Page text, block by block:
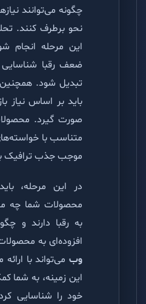
چگونه می‌توانند
نحو برطرف کنند.
این مرحله انجام
ضعف رقبا
تبدیل شود.
باید بر اساس نیاز
صورت گیرد.
متناسب با
موجب جذب ترافیک
در این مرحله،
محصولات شما چه
به رقبا دارند و
افزوده‌ای به
وب می‌تواند با
این زمینه، به شما
خود را شناسایی